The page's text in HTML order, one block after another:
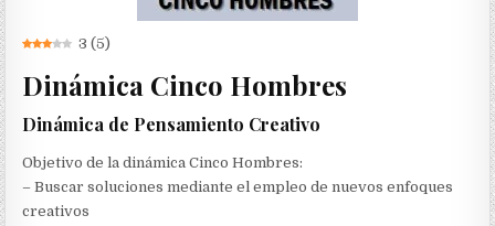
3 (5)
Dinámica Cinco Hombres
Dinámica de Pensamiento Creativo
Objetivo de la dinámica Cinco Hombres:
– Buscar soluciones mediante el empleo de nuevos enfoques
creativos